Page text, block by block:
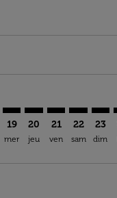
SFO–CAN: cmp-
19
mer
SFO–CAN: cmp-
20
jeu
SFO–CAN:
21
ven
22
sam
23
dim